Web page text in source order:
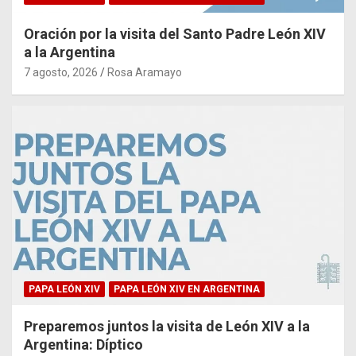
Oración por la visita del Santo Padre León XIV
a la Argentina
7 agosto, 2026 Rosa Aramayo
PAPA LEÓN XIV PAPA LEÓN XIV EN ARGENTINA
Preparemos juntos la visita de León XIV a la
Argentina: Díptico